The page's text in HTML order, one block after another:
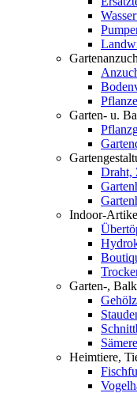
Garten- u.
Draht,
Indoor-
Garten-,
Heimtiere,